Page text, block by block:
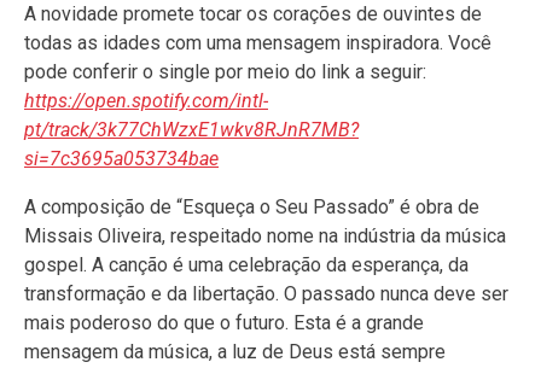
A novidade promete tocar os corações de ouvintes de
todas as idades com uma mensagem inspiradora. Você
pode conferir o single por meio do link a seguir:
https://open.spotify.com/intl-
pt/track/3k77ChWzxE1wkv8RJnR7MB?
si=7c3695a053734bae
A composição de “Esqueça o Seu Passado” é obra de
Missais Oliveira, respeitado nome na indústria da música
gospel. A canção é uma celebração da esperança, da
transformação e da libertação. O passado nunca deve ser
mais poderoso do que o futuro. Esta é a grande
mensagem da música, a luz de Deus está sempre